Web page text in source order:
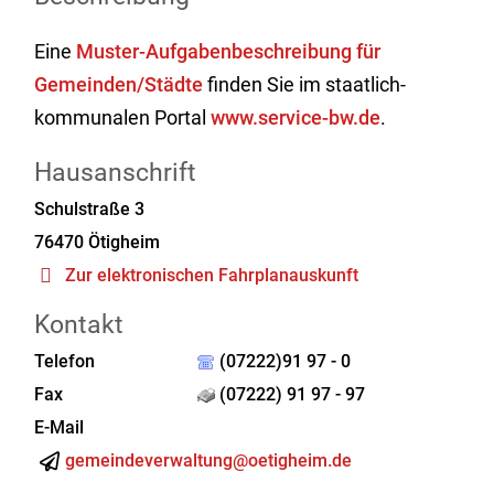
Eine Muster-Aufgabenbeschreibung für
Gemeinden/Städte finden Sie im staatlich-
kommunalen Portalwww.service-bw.de.
Hausanschrift
Schulstraße 3
76470 Ötigheim
Zur elektronischen Fahrplanauskunft
Kontakt
Telefon
(07222)91 97 - 0
Fax
(07222) 91 97 - 97
E-Mail
gemeindeverwaltung@oetigheim.de